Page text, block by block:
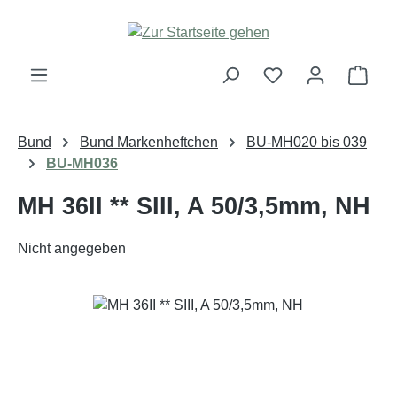
Zum Hauptinhalt springen
Bund Bund Markenheftchen
BU-MH020 bis 039
BU-MH036
MH 36II ** SIII, A 50/3,5mm, NH
Nicht angegeben
Bildergalerie überspringen